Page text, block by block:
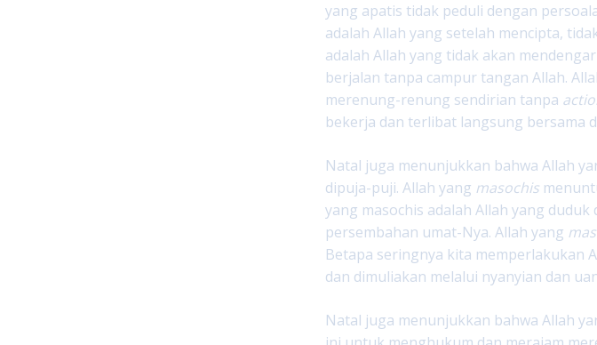
yang apatis tidak peduli dengan
adalah Allah yang setelah mencipta,
adalah Allah yang tidak akan
berjalan tanpa campur tangan Allah.
merenung-renung sendirian tanpa
bekerja dan terlibat langsung bersama
Natal juga menunjukkan bahwa Allah
dipuja-puji. Allah yang masochis
yang masochis adalah Allah yang
persembahan umat-Nya. Allah yang
Betapa seringnya kita memperlakukan
dan dimuliakan melalui nyanyian dan
Natal juga menunjukkan bahwa Allah